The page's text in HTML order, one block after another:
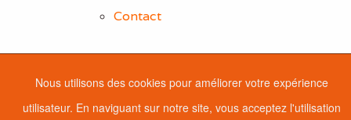
Nous utilisons des cookies pour améliorer votre expérience
utilisateur. En naviguant sur notre site, vous acceptez l'utilisation
Contact